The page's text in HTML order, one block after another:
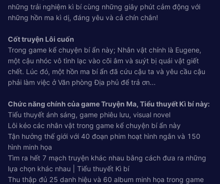
những trải nghiệm kì bí cùng những giây phút cảm động với
những hồn ma kì dị, đáng yêu và cả chín chắn!
Cốt truyện Lôi cuốn
Trong game kể chuyện bí ẩn này; Nhân vật chính là Eugene,
một cậu nhóc vô tình lạc vào cõi âm và suýt bị quái vật giết
chết. Lúc đó, một hồn ma bí ẩn đã cứu cậu ta và yêu cầu cậu
phải làm việc ở Văn phòng Địa phủ để trả ơn...
Chức năng chính của game Truyện Ma, Tiểu thuyết Kì bí này:
Tiểu thuyết ánh sáng, game phiêu lưu, visual novel
Lôi kéo các nhân vật trong game kể chuyện bí ẩn này
Tận hưởng thế giới với 40 đoạn phim hoạt hình ngắn và 150
hình minh họa
Tìm ra hết 7 mạch truyện khác nhau bằng cách đưa ra những
lựa chọn khác nhau | Tiểu thuyết Kì bí
Thu thập đủ 25 danh hiệu và 60 album minh họa trong game